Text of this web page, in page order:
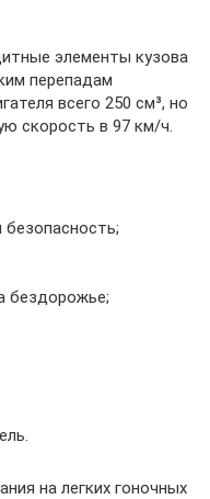
элементы кузова
перепадам
всего 250 см³, но
скорость в 97 км/ч.
безопасность;
бездорожье;
на легких гоночных